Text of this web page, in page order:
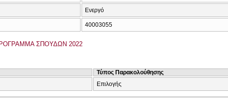
Ενεργό
40003055
ΣΠΟΥΔΩΝ 2022
Τύπος Παρακολούθησης
Επιλογής